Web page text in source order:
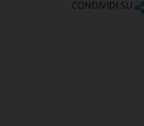
CONDIVIDI SU